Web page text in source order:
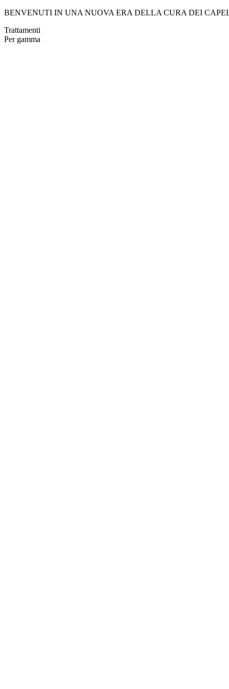
BENVENUTI IN UNA NUOVA ERA DELLA CURA DEI
Trattamenti
Per gamma